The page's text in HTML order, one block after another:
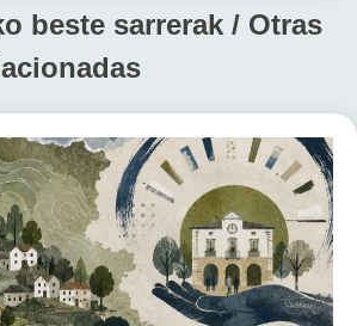
beste sarrerak / Otras